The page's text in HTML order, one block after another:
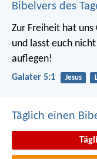
Bibelvers des
Zur Freiheit hat
und lasst euch
auflegen!
Galater 5:1 Jesus
Täglich einen